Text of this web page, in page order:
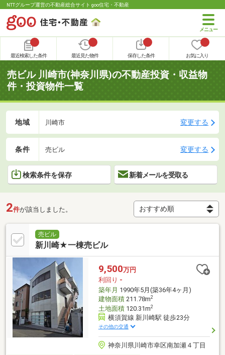
NTTグループ運営の不動産総合サイト goo住宅・不動産
最近検索した条件 最近見た物件 保存した条件 お気に入り
売ビル 川崎市(神奈川県)の不動産投資・収益物
件・投資物件一覧
地域 川崎市 変更する
条件 売ビル 変更する
検索条件を保存 新着メールを受取る
2件が該当しました。
売ビル
新川崎★一棟売ビル
9,500万円
利回り -
築年月 1990年5月(築36年4ヶ月)
建物面積211.78m2
土地面積120.31m2
横須賀線 新川崎駅 徒歩23分
その他の交通
神奈川県川崎市幸区南加瀬４丁目